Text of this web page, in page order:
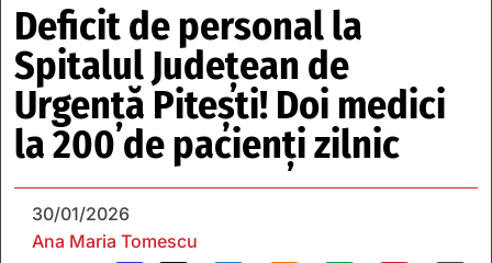
Deficit de personal la
Spitalul Județean de
Urgență Pitești! Doi medici
la 200 de pacienți zilnic
30/01/2026
Ana Maria Tomescu